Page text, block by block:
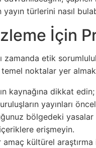
türlerini nasıl
İçin
zamanda etik
noktalar yer
kaynağına dikkat
yayınları
bölgedeki
erişmeyin.
amaç kültürel